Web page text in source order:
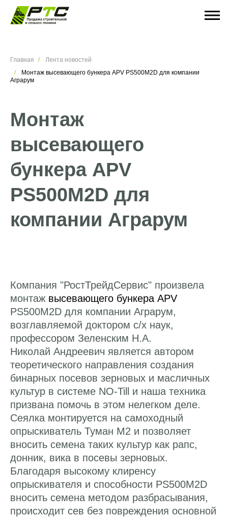
Главная
Лента новостей
Монтаж высевающего бункера APV PS500M2D для компании
Аграрум
Монтаж
высевающего
бункера APV
PS500M2D для
компании Аграрум
Компания "РостТрейдСервис" произвела
монтаж высевающего бункера APV
PS500M2D для компании Аграрум,
возглавляемой доктором с/х наук,
профессором Зеленским Н.А.
Николай Андреевич является автором
теоретического направления создания
бинарных посевов зерновых и масличных
культур в системе NO-Till и наша техника
призвана помочь в этом нелегком деле.
Сеялка монтируется на самоходный
опрыскиватель Туман М2 и позволяет
вносить семена таких культур как рапс,
донник, вика в посевы зерновых.
Благодаря высокому клиренсу
опрыскивателя и способности PS500M2D
вносить семена методом разбрасывания,
происходит сев без повреждения основной